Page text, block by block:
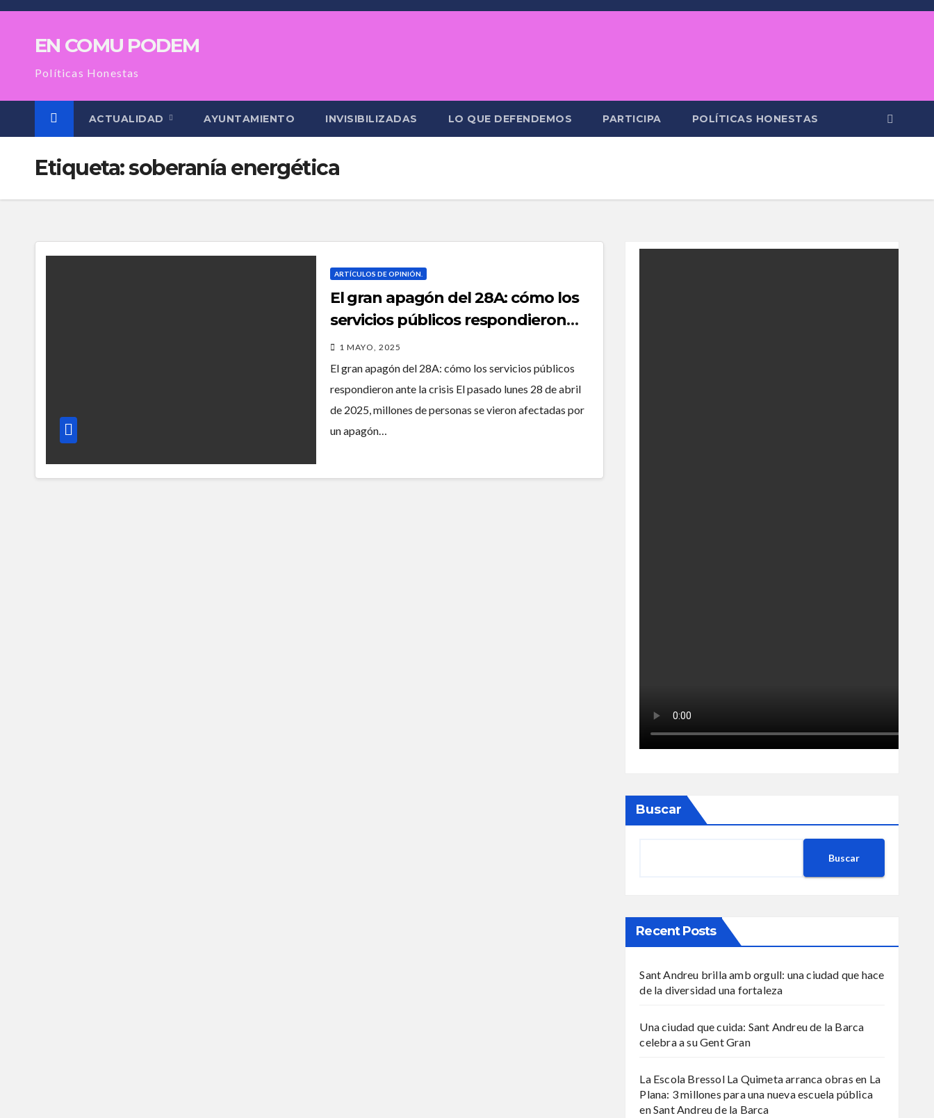
Saltar
contenidoEN COMU PODEM
Políticas Honestas
ACTUALIDAD AYUNTAMIENTO INVISIBILIZADAS LO QUE DEFENDEMOS PARTICIPA POLÍTICAS HONESTAS
Etiqueta:soberanía energética
ARTÍCULOS DE OPINIÓN.
El gran apagón del 28A: cómo los
servicios públicos respondieron
ante la crisis
1 MAYO, 2025
El gran apagón del 28A: cómo los servicios públicos
respondieron ante la crisis El pasado lunes 28 de abril
de 2025, millones de personas se vieron afectadas por
un apagón…
Buscar
Buscar
Recent Posts
Sant Andreu brilla amb orgull: una ciudad que hace
de la diversidad una fortaleza
Una ciudad que cuida: Sant Andreu de la Barca
celebra a su Gent Gran
La Escola Bressol La Quimeta arranca obras en La
Plana: 3 millones para una nueva escuela pública
en Sant Andreu de la Barca